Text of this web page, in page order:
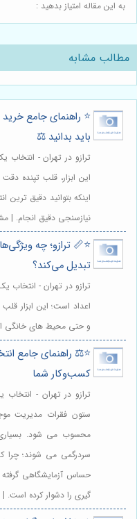
به این مقاله امتیاز بدهید :
مطالب مشابه
⭐️ راهنمای جامع خرید
باید بدانید ⚖️
ترازو در تهران - انتخاب
این ابزار، قلب تپنده
اینکه بتوانید دقیق ترین
نیازسنجی دقیق انجام. |
⭐️📏 ترازو؛ چه
تبدیل می‌کند؟
ترازو در تهران - انتخاب
اعداد است؛ این ابزار
و حتی محیط های خانگی
⭐️⚖️ راهنمای جامع
کسب‌وکار شما
ترازو در تهران - انتخاب
ستون فقرات مدیریت
محسوب می شود. بسیاری
سردرگمی می شوند؛ چرا
حساس آزمایشگاهی
گیری را دشوار کرده است.